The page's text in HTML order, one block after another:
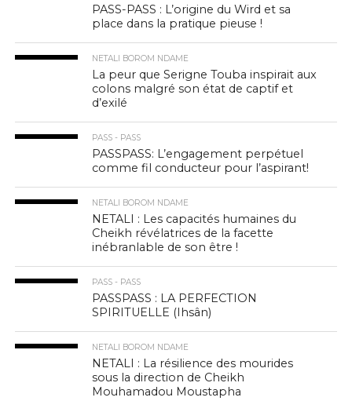
PASS-PASS : L’origine du Wird et sa
place dans la pratique pieuse !
NETALI BOROM NDAME
La peur que Serigne Touba inspirait aux
colons malgré son état de captif et
d’exilé
PASS - PASS
PASSPASS: L’engagement perpétuel
comme fil conducteur pour l’aspirant!
NETALI BOROM NDAME
NETALI : Les capacités humaines du
Cheikh révélatrices de la facette
inébranlable de son être !
PASS - PASS
PASSPASS : LA PERFECTION
SPIRITUELLE (Ihsân)
NETALI BOROM NDAME
NETALI : La résilience des mourides
sous la direction de Cheikh
Mouhamadou Moustapha